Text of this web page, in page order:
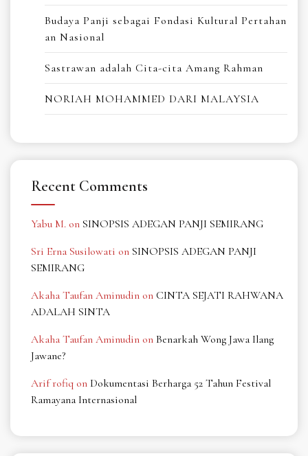
Budaya Panji sebagai Fondasi Kultural Pertahan
an Nasional
Sastrawan adalah Cita-cita Amang Rahman
NORIAH MOHAMMED DARI MALAYSIA
Recent Comments
Yabu M. on SINOPSIS ADEGAN PANJI SEMIRANG
Sri Erna Susilowati on SINOPSIS ADEGAN PANJI
SEMIRANG
Akaha Taufan Aminudin on CINTA SEJATI RAHWANA
ADALAH SINTA
Akaha Taufan Aminudin on Benarkah Wong Jawa Ilang
Jawane?
Arif rofiq on Dokumentasi Berharga 52 Tahun Festival
Ramayana Internasional